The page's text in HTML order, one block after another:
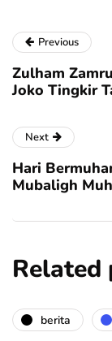
Previous
Zulham
Joko Tingkir
Next
Hari
Mubaligh
Related
berita